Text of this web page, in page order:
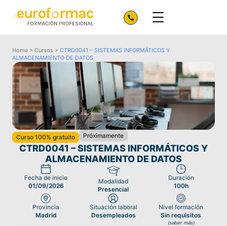
Home > Cursos > CTRD0041 – SISTEMAS INFORMÁTICOS Y
ALMACENAMIENTO DE DATOS
Curso 100% gratuito Próximamente
CTRD0041 – SISTEMAS INFORMÁTICOS Y
ALMACENAMIENTO DE DATOS
Fecha de inicio
01/09/2026
Modalidad
Presencial
Duración
100h
Provincia
Madrid
Situación laboral
Desempleados
Nivel formación
Sin requisitos
(saber más)